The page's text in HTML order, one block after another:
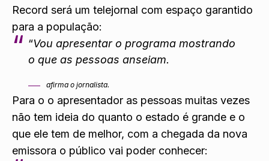
Record será um telejornal com espaço garantido
para a população:
“Vou apresentar o programa mostrando
o que as pessoas anseiam.
afirma o jornalista.
Para o o apresentador as pessoas muitas vezes
não tem ideia do quanto o estado é grande e o
que ele tem de melhor, com a chegada da nova
emissora o público vai poder conhecer: